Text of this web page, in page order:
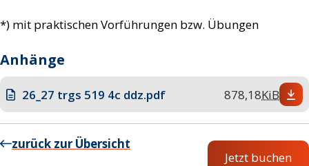
*) mit praktischen Vorführungen bzw. Übungen
Anhänge
26_27 trgs 519 4c ddz.pdf 878,18KiB
zurück zur Übersicht
Jetzt buchen